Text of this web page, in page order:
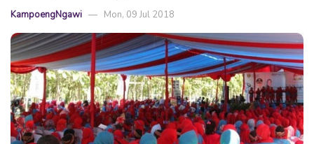
KampoengNgawi Mon, 09 Jul 2018